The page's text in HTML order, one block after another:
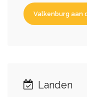
Valkenburg aan
Landen